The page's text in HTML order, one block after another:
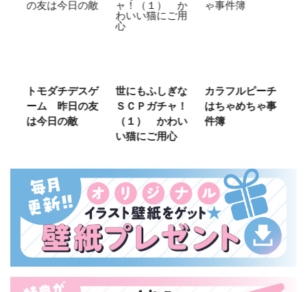
トモダチデスゲ
ーム 昨日の友
は今日の敵
世にもふしぎな
ＳＣＰガチャ！
（１） かわい
い猫にご用心
カラフルピーチ
はちゃめちゃ事
件簿